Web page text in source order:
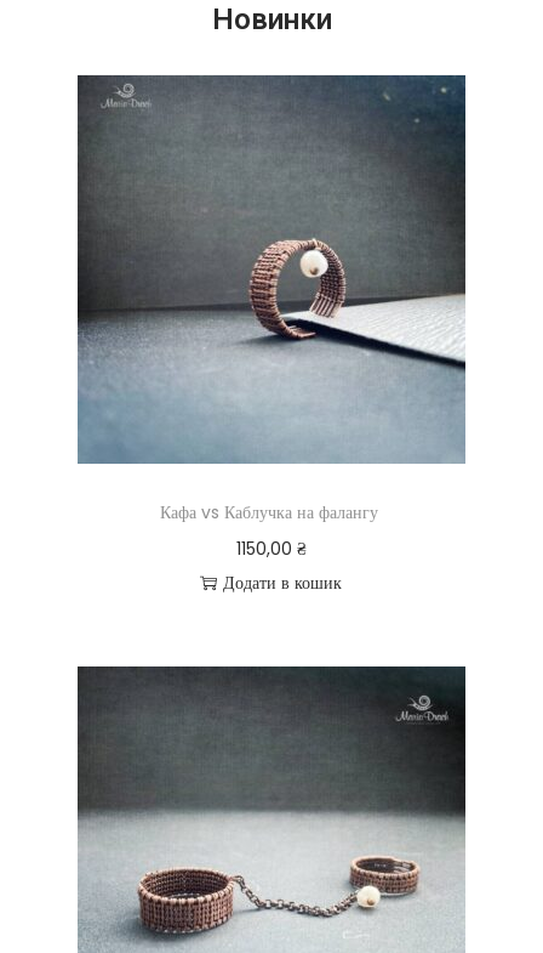
Новинки
Кафа vs Каблучка на фалангу
1150,00 ₴
Додати в кошик